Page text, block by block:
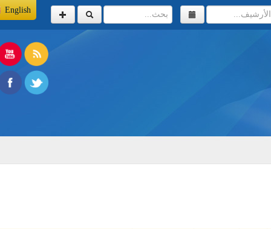
English